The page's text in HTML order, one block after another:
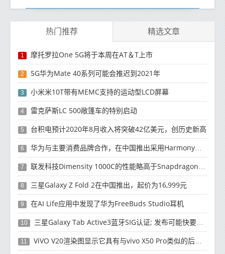
热门推荐 精选文章
1 摩托罗拉One 5G将于本周在AT＆T上市
2 5G华为Mate 40系列可能会推迟到2021年
3 小米米10T带有MEMC支持的运动型LCD屏幕
4 雷克萨斯LC 500敞篷车的特别启动
5 台积电预计2020年8月收入将突破42亿美元，创历史新高
6 华为与主要消费品牌合作，在中国推出采用HarmonyOS 2.0的智能家居产品
7 联发科技Dimensity 1000C的性能略高于Snapdragon 765G
8 三星Galaxy Z Fold 2在中国推出，起价为16,999元
9 在AI Life应用中发现了华为FreeBuds Studio耳机
10 三星Galaxy Tab Active3蓝牙SIG认证; 发布可能快要结束了
11 ViVO V20渲染图显示它具有与vivo X50 Pro类似的后部设计